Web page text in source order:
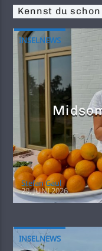
Kennst du
INSELNEWS
Stefan Gaul
29. JUNI 2026
INSELNEWS